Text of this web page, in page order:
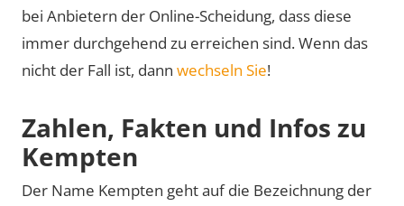
bei Anbietern der Online-Scheidung, dass diese
immer durchgehend zu erreichen sind. Wenn das
nicht der Fall ist, dann wechseln Sie!
Zahlen, Fakten und Infos zu
Kempten
Der Name Kempten geht auf die Bezeichnung der